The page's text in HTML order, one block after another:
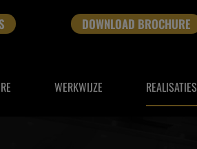
DOWNLOAD BROCHURE
WERKWIJZE REALISATIES